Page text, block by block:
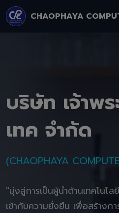
CHAOPHAYA
บริษัท เจ้าพ
เทค จำกัด
(CHAOPHAYA
"มุ่งสู่การเป็นผู้นำด้านเทคโนโ
เข้ากับความยั่งยืน เพื่อสร้างก